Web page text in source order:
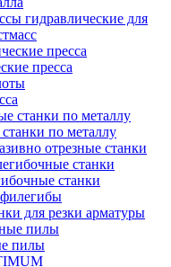
гидравлические для
пресса
по металлу
отрезные станки
станки
для резки арматуры
пилы